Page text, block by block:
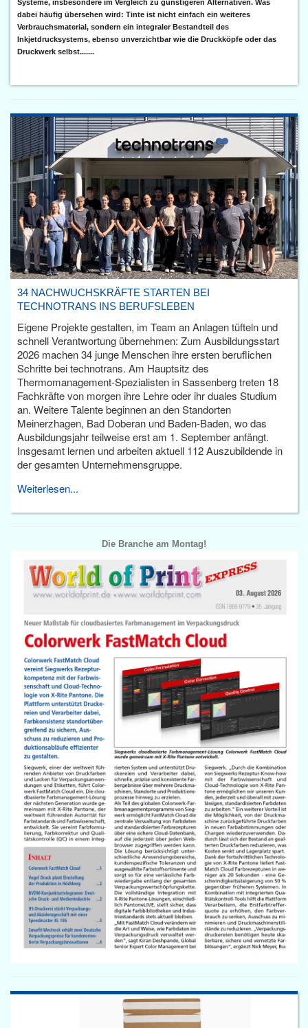
Systeme, insbesondere im Vergleich zu günstigeren Alternativen. Was
dabei häufig übersehen wird: Tinte ist nicht einfach ein weiteres
Verbrauchsmaterial, sondern ein integraler Bestandteil des
Inkjetdrucksystems, ebenso unverzichtbar wie die Druckköpfe oder das
Druckwerk selbst.......
34 NACHWUCHSKRÄFTE STARTEN BEI
TECHNOTRANS INS BERUFSLEBEN
Eigene Projekte gestalten, im Team an Anlagen tüfteln und
schnell Verantwortung übernehmen: Zum Ausbildungsstart
2026 machen 34 junge Menschen ihre ersten beruflichen
Schritte bei technotrans. Am Hauptsitz des
Thermomanagement-Spezialisten in Sassenberg treten 18
Fachkräfte von morgen ihre Lehre oder ihr duales Studium
an. Weitere Talente beginnen an den Standorten
Meinerzhagen, Bad Doberan und Baden-Baden, wo das
Ausbildungsjahr teilweise erst am 1. September anfängt.
Insgesamt lernen und arbeiten aktuell 112 Auszubildende in
der gesamten Unternehmensgruppe.
Weiterlesen...
Die Branche am Montag!